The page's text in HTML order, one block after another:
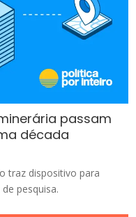
passam
década
traz dispositivo para
pesquisa.